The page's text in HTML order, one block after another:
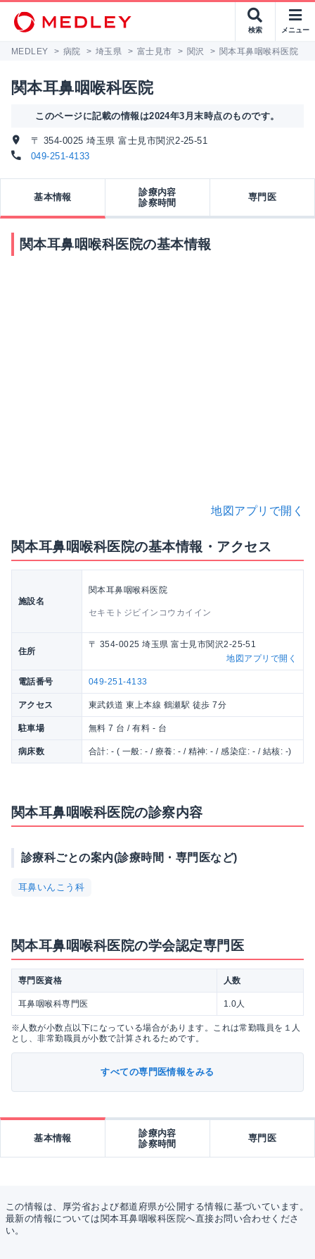
検索 メニュー
MEDLEY > 病院 > 埼玉県 > 富士見市 > 関沢 > 関本耳鼻咽喉科医院
関本耳鼻咽喉科医院
このページに記載の情報は2024年3月末時点のものです。
〒 354-0025 埼玉県 富士見市関沢2-25-51
049-251-4133
基本情報
診療内容
診察時間
専門医
関本耳鼻咽喉科医院の基本情報
地図アプリで開く
関本耳鼻咽喉科医院の基本情報・アクセス
施設名
関本耳鼻咽喉科医院
セキモトジビインコウカイイン
住所
〒 354-0025 埼玉県 富士見市関沢2-25-51
地図アプリで開く
電話番号 049-251-4133
アクセス 東武鉄道 東上本線 鶴瀬駅 徒歩 7分
駐車場 無料 7 台 / 有料 - 台
病床数 合計: - ( 一般: - / 療養: - / 精神: - / 感染症: - / 結核: -)
関本耳鼻咽喉科医院の診察内容
診療科ごとの案内(診療時間・専門医など)
耳鼻いんこう科
関本耳鼻咽喉科医院の学会認定専門医
専門医資格 人数
耳鼻咽喉科専門医 1.0人
※人数が小数点以下になっている場合があります。これは常勤職員を１人
とし、非常勤職員が小数で計算されるためです。
すべての専門医情報をみる
基本情報
診療内容
診察時間
専門医
この情報は、厚労省および都道府県が公開する情報に基づいています。
最新の情報については関本耳鼻咽喉科医院へ直接お問い合わせくださ
い。